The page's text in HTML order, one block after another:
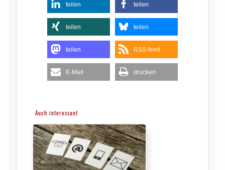
teilen teilen
teilen teilen
teilen RSS-feed
E-Mail drucken
Auch interessant